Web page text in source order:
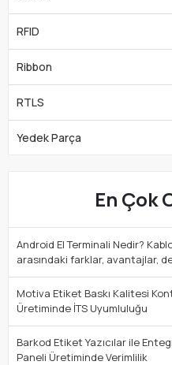
RFID
Ribbon
RTLS
Yedek Parça
En Çok
Android El Terminali Nedir?
arasındaki farklar, avantajlar,
Motiva Etiket Baskı Kalitesi
Üretiminde İTS Uyumluluğu
Barkod Etiket Yazıcılar ile
Paneli Üretiminde Verimlilik